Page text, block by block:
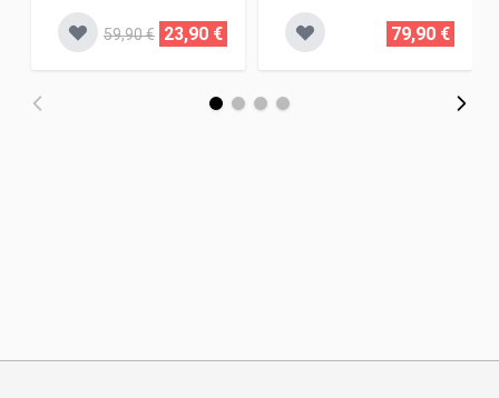
59,90 € 23,90 € 79,90 €